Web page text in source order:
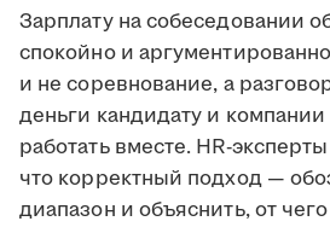
Зарплату на собеседовании
спокойно и
и не соревнование, а
деньги кандидату и
работать вместе. HR-
что корректный подход —
диапазон и объяснить, от